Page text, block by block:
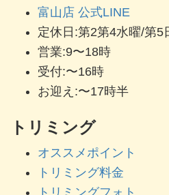
富山店 公式LINE
定休日:第2第4水曜/第5
営業:9〜18時
受付:〜16時
お迎え:〜17時半
トリミング
オススメポイント
トリミング料金
トリミングフォト